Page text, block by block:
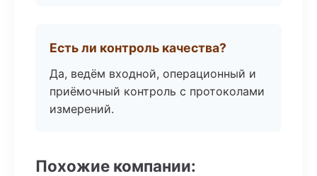
Есть ли контроль качества?
Да, ведём входной, операционный и
приёмочный контроль с протоколами
измерений.
Похожие компании: